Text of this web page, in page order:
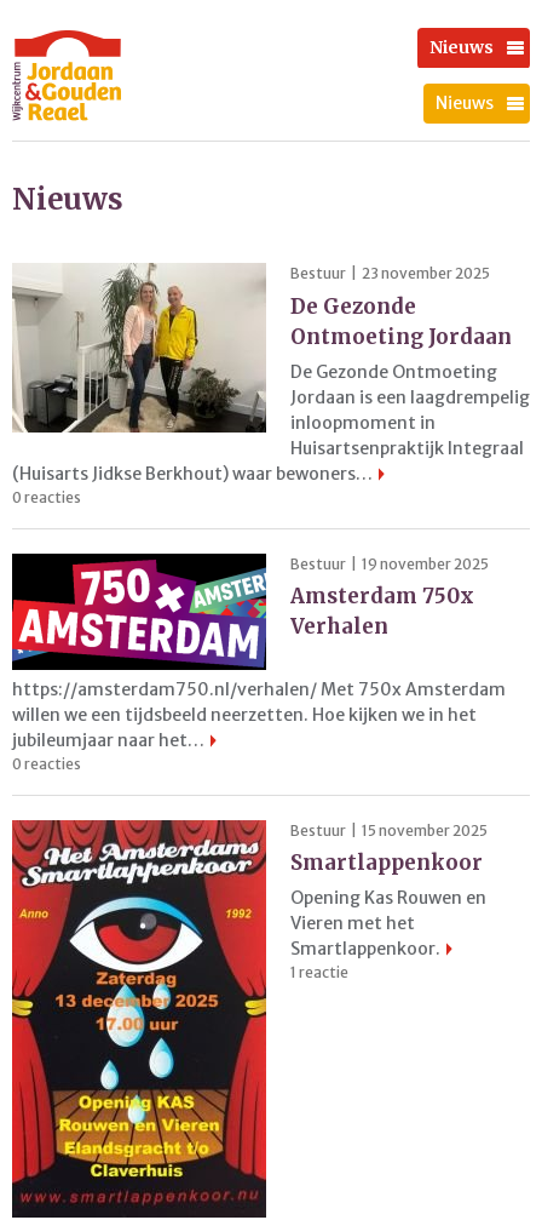
Nieuws
Nieuws
Bestuur | 23 november 2025
De Gezonde
Ontmoeting Jordaan
De Gezonde Ontmoeting
Jordaan is een laagdrempelig
inloopmoment in
Huisartsenpraktijk Integraal
(Huisarts Jidkse Berkhout) waar bewoners…
0 reacties
Bestuur | 19 november 2025
Amsterdam 750x
Verhalen
https://amsterdam750.nl/verhalen/ Met 750x Amsterdam
willen we een tijdsbeeld neerzetten. Hoe kijken we in het
jubileumjaar naar het…
0 reacties
Bestuur | 15 november 2025
Smartlappenkoor
Opening Kas Rouwen en
Vieren met het
Smartlappenkoor.
1 reactie
Nieuws